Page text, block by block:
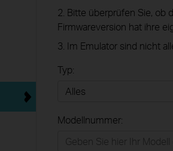
2. Bitte überprüfen Sie, ob
Firmwareversion hat ihre
3. Im Emulator sind nicht
Typ:
Modellnummer: